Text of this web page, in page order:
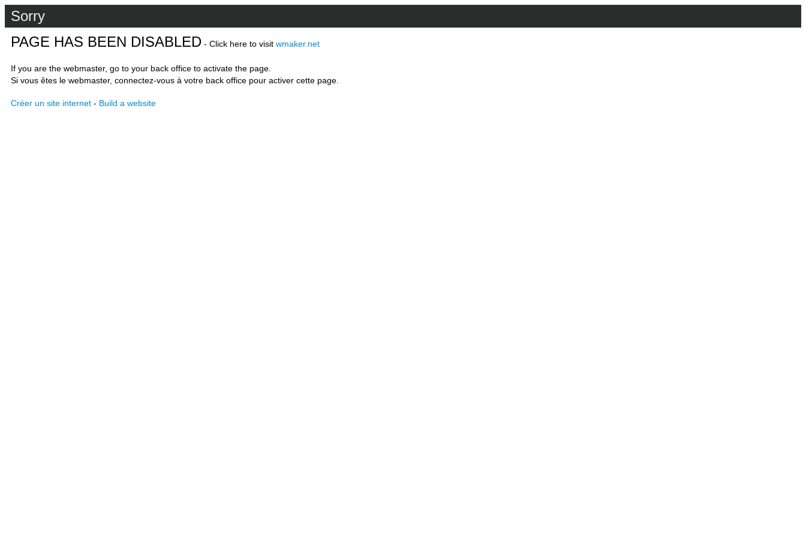
Sorry
PAGE HAS BEEN DISABLED - Click here to visit wmaker.net
If you are the webmaster, go to your back office to activate the page.
Si vous êtes le webmaster, connectez-vous à votre back office pour activer cette page.
Créer un site internet - Build a website